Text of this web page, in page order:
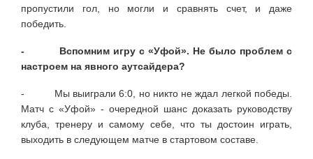
пропустили гол, но могли и сравнять счет, и даже
победить.
- Вспомним игру с «Уфой». Не было проблем с
настроем на явного аутсайдера?
- Мы выиграли 6:0, но никто не ждал легкой победы.
Матч с «Уфой» - очередной шанс доказать руководству
клуба, тренеру и самому себе, что ты достоин играть,
выходить в следующем матче в стартовом составе.